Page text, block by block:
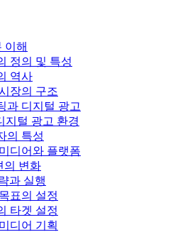
이해
정의 및 특성
역사
장의 구조
과 디지털 광고
지털 광고 환경
의 특성
디어와 플랫폼
의 변화
과 실행
표의 설정
타겟 설정
디어 기획